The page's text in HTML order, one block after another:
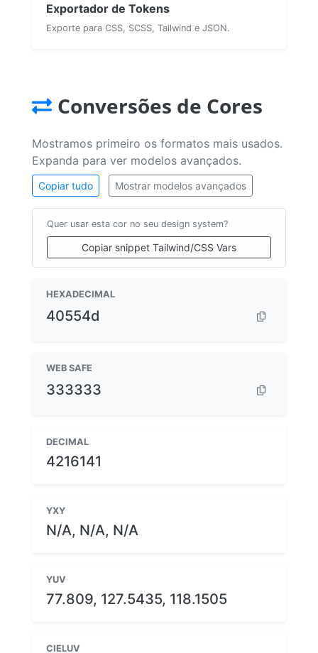
Exportador de Tokens
Exporte para CSS, SCSS, Tailwind e JSON.
Conversões de Cores
Mostramos primeiro os formatos mais usados.
Expanda para ver modelos avançados.
Copiar tudo Mostrar modelos avançados
Quer usar esta cor no seu design system?
Copiar snippet Tailwind/CSS Vars
HEXADECIMAL
40554d
WEB SAFE
333333
DECIMAL
4216141
YXY
N/A, N/A, N/A
YUV
77.809, 127.5435, 118.1505
CIELUV